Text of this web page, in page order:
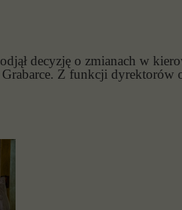
decyzję o zmianach w
Z funkcji dyrektorów